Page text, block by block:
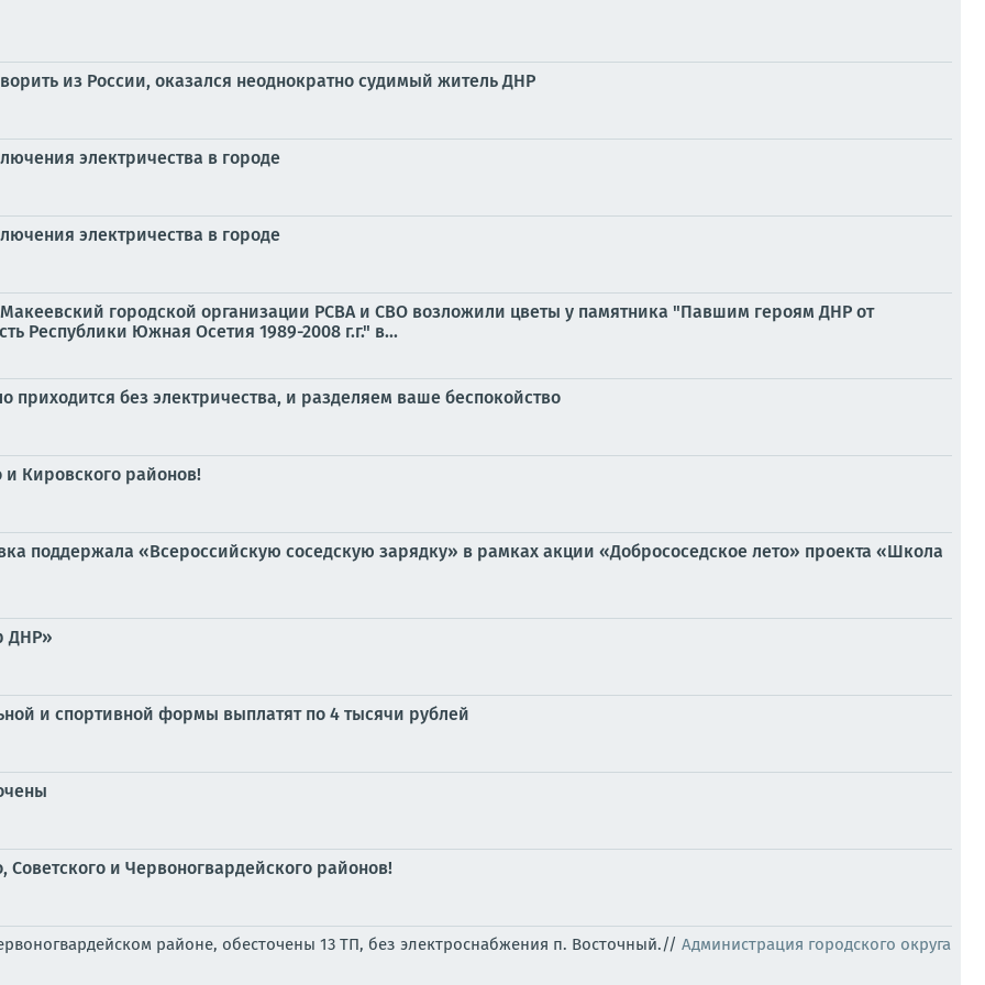
из России, оказался неоднократно судимый житель ДНР
электричества в городе
электричества в городе
городской организации РСВА и СВО возложили цветы у памятника "Павшим героям ДНР от
Республики Южная Осетия 1989-2008 г.г." в...
без электричества, и разделяем ваше беспокойство
Кировского районов!
поддержала «Всероссийскую соседскую зарядку» в рамках акции «Добрососедское лето» проекта «Школа
ДНР»
и спортивной формы выплатят по 4 тысячи рублей
и Червоногвардейского районов!
районе, обесточены 13 ТП, без электроснабжения п. Восточный.// Администрация городского округа